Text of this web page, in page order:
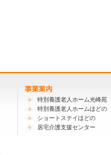
特別養護老人ホーム光峰苑
特別養護老人ホームほどの
ショートステイほどの
居宅介護支援センター